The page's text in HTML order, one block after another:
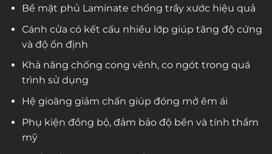
Bề mặt phủ Laminate chống trầy xước hiệu quả
Cánh cửa có kết cấu nhiều lớp giúp tăng độ cứng
và độ ổn định
Khả năng chống cong vênh, co ngót trong quá
trình sử dụng
Hệ gioăng giảm chấn giúp đóng mở êm ái
Phụ kiện đồng bộ, đảm bảo độ bền và tính thẩm
mỹ